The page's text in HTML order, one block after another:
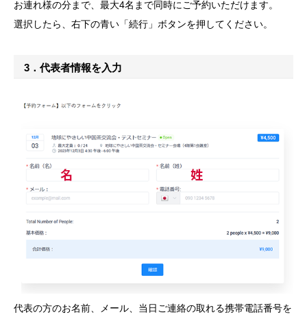
お連れ様の分まで、最大4名まで同時にご予約いただけます。
選択したら、右下の青い「続行」ボタンを押してください。
3．代表者情報を入力
代表の方のお名前、メール、当日ご連絡の取れる携帯電話番号を